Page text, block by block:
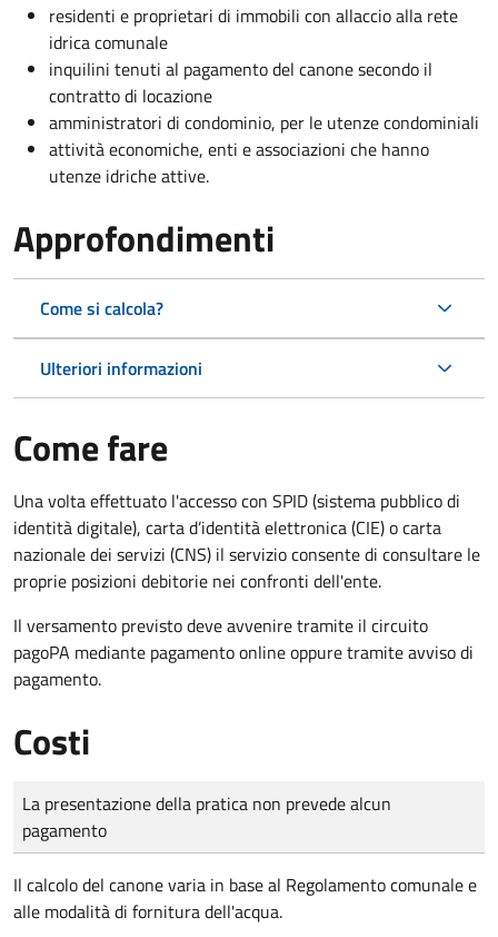
residenti e proprietari di immobili con allaccio alla rete
idrica comunale
inquilini tenuti al pagamento del canone secondo il
contratto di locazione
amministratori di condominio, per le utenze condominiali
attività economiche, enti e associazioni che hanno
utenze idriche attive.
Approfondimenti
Come si calcola?
Ulteriori informazioni
Come fare
Una volta effettuato l'accesso con SPID (sistema pubblico di
identità digitale), carta d’identità elettronica (CIE) o carta
nazionale dei servizi (CNS) il servizio consente di consultare le
proprie posizioni debitorie nei confronti dell'ente.
Il versamento previsto deve avvenire tramite il circuito
pagoPA mediante pagamento online oppure tramite avviso di
pagamento.
Costi
Tipo di pagamento
Importo
La presentazione della pratica non prevede alcun
pagamento
Il calcolo del canone varia in base al Regolamento comunale e
alle modalità di fornitura dell'acqua.